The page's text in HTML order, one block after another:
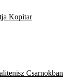
Kopitar
Csarnokban